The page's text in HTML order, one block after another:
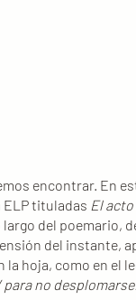
encontrar. En
ELP tituladas El
del poemario,
del instante,
la hoja, como en el
no